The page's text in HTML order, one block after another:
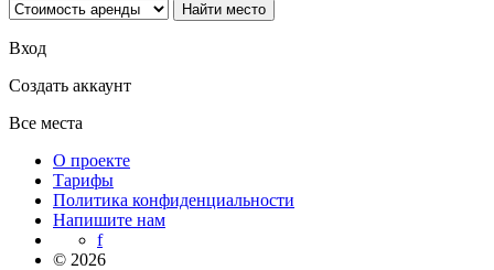
Вход
Создать аккаунт
Все места
О проекте
Тарифы
Политика конфиденциальности
Напишите нам
f
© 2026